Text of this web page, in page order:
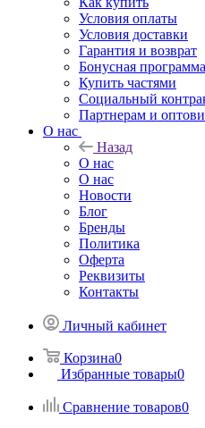
Условия оплаты
Условия доставки
Гарантия и возврат
Бонусная программа
Купить частями
Социальный
Партнерам и
О нас
Назад
О нас
О нас
Новости
Блог
Бренды
Политика
Оферта
Реквизиты
Контакты
Личный кабинет
Корзина0
Избранные товары0
Сравнение товаров0